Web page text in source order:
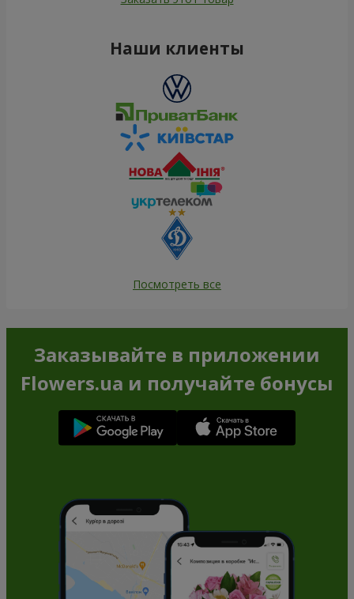
Наши клиенты
Посмотреть все
Заказывайте в приложении
Flowers.ua и получайте бонусы